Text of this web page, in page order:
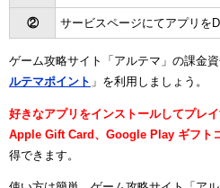
② サービスページにてアプリを
ゲーム攻略サイト「アルテマ」の課金
ルテマポイント 」を利用しましょう。
好きなアプリをインストールしてプレ
Apple Gift Card、Google Play ギフト
得できます。